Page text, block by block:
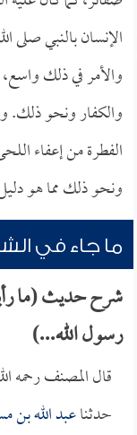
الإنسان بالنبي صلى
والأمر في ذلك واسع،
والكفار ونحو ذلك.
الفطرة من إعفاء
ونحو ذلك مما هو
ما جاء في
شرح حديث (ما
رسول الله...)
قال المصنف رحمه
حدثناعبد الله بن